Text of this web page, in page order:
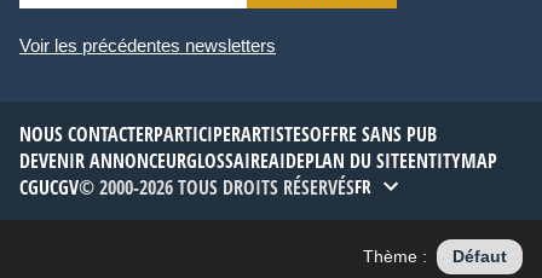
Voir les précédentes newsletters
NOUS CONTACTERPARTICIPERARTISTESOFFRE SANS PUB
DEVENIR ANNONCEURGLOSSAIREAIDEPLAN DU SITEENTITYMAP
CGUCGV© 2000-2026 TOUS DROITS RÉSERVÉSFR
Thème : Défaut